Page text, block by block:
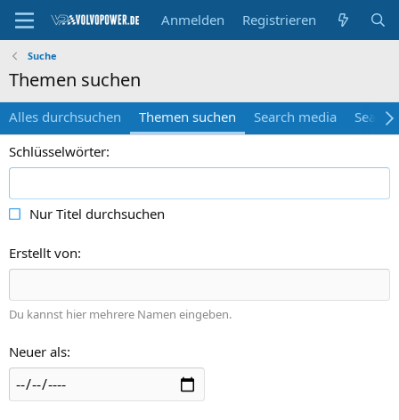
Anmelden Registrieren
Suche
Themen suchen
Alles durchsuchen Themen suchen Search media
Schlüsselwörter
Nur Titel durchsuchen
Erstellt von
Du kannst hier mehrere Namen eingeben.
Neuer als